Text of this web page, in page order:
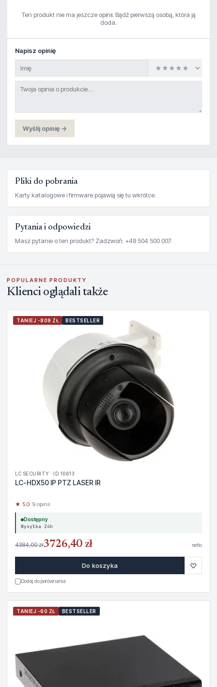
Ten produkt nie ma jeszcze opinii. Bądź pierwszą osobą, która ją
doda.
Napisz opinię
Wyślij opinię →
Pliki do pobrania
Karty katalogowe i firmware pojawią się tu wkrótce.
Pytania i odpowiedzi
Masz pytanie o ten produkt? Zadzwoń: +48 504 500 007.
POPULARNE PRODUKTY
Klienci oglądali także
TANIEJ -809 ZŁ BESTSELLER
LC SECURITY · ID 10613
LC-HDX50 IP PTZ LASER IR
★ 5.0· 9 opinii
Dostępny
Wysyłka 24h
4384,00 zł3726,40 zł netto
Do koszyka ♡
Dodaj do porównania
TANIEJ -60 ZŁ BESTSELLER